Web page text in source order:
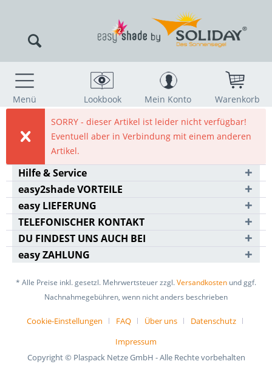
Menü Lookbook Mein Konto
Warenkorb
SORRY - dieser Artikel ist leider nicht verfügbar!
Eventuell aber in Verbindung mit einem anderen
Artikel.
Hilfe & Service
easy2shade VORTEILE
easy LIEFERUNG
TELEFONISCHER KONTAKT
DU FINDEST UNS AUCH BEI
easy ZAHLUNG
* Alle Preise inkl. gesetzl. Mehrwertsteuer zzgl.Versandkosten und ggf.
Nachnahmegebühren, wenn nicht anders beschrieben
Cookie-Einstellungen FAQ Über uns
Datenschutz
Impressum
Copyright © Plaspack Netze GmbH - Alle Rechte vorbehalten